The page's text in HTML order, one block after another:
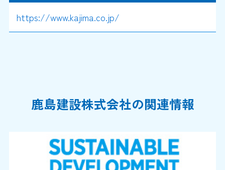
https://www.kajima.co.jp/
鹿島建設株式会社の関連情報